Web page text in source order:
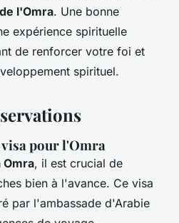
l'Omra. Une bonne
expérience spirituelle
de renforcer votre foi et
spirituel.
pour l'Omra
Omra, il est crucial de
bien à l'avance. Ce visa
par l'ambassade d'Arabie